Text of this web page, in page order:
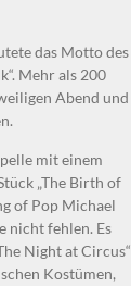
das Motto des
Mehr als 200
Abend und
mit einem
„The Birth of
of Pop Michael
nicht fehlen. Es
Night at Circus“
Kostümen,